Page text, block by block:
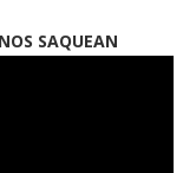
SAQUEAN